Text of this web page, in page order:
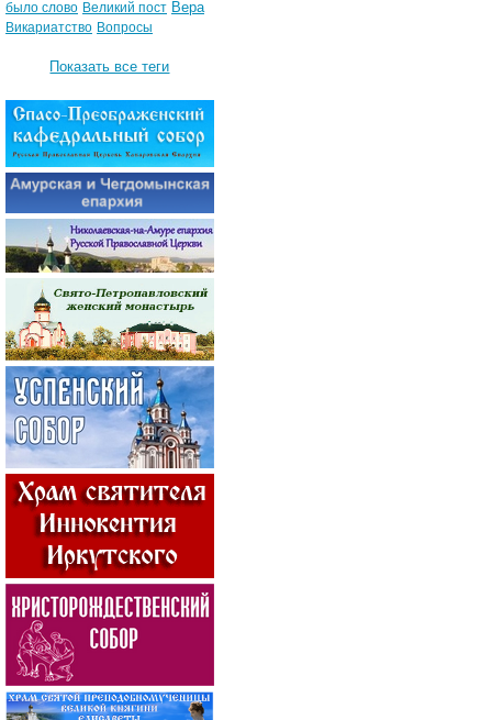
было слово Великий пост Вера
Викариатство Вопросы
Показать все теги